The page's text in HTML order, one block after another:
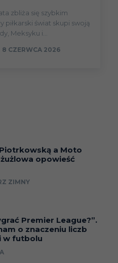
piłkarski świat skupi swoją
Meksyku i...
8 CZERWCA 2026
a Moto
żużlowa opowieść
ZIMNY
Premier League?”.
o znaczeniu liczb
w futbolu